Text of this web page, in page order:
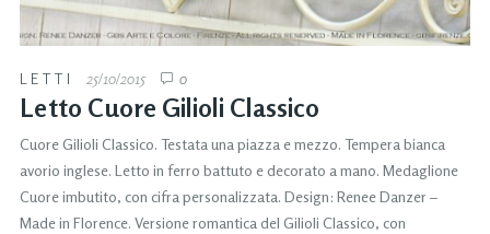
LETTI 25/10/2015 0
Letto Cuore Gilioli Classico
Cuore Gilioli Classico. Testata una piazza e mezzo. Tempera bianca
avorio inglese. Letto in ferro battuto e decorato a mano. Medaglione
Cuore imbutito, con cifra personalizzata. Design: Renee Danzer –
Made in Florence. Versione romantica del Gilioli Classico, con